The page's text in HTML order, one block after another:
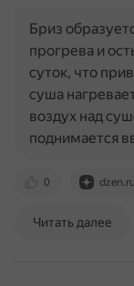
0 dzen.ru
Бриз
прогрева и
суток, что
суша
воздух над
поднимается
Читать далее